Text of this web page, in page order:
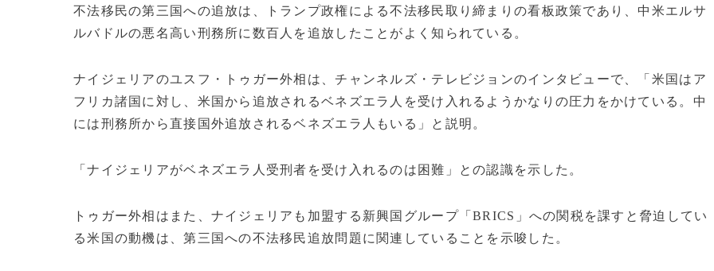
不法移民の第三国への追放は、トランプ政権による不法移民取り締まりの看板政策であり、中米エルサ
ルバドルの悪名高い刑務所に数百人を追放したことがよく知られている。
ナイジェリアのユスフ・トゥガー外相は、チャンネルズ・テレビジョンのインタビューで、「米国はア
フリカ諸国に対し、米国から追放されるベネズエラ人を受け入れるようかなりの圧力をかけている。中
には刑務所から直接国外追放されるベネズエラ人もいる」と説明。
「ナイジェリアがベネズエラ人受刑者を受け入れるのは困難」との認識を示した。
トゥガー外相はまた、ナイジェリアも加盟する新興国グループ「BRICS」への関税を課すと脅迫してい
る米国の動機は、第三国への不法移民追放問題に関連していることを示唆した。